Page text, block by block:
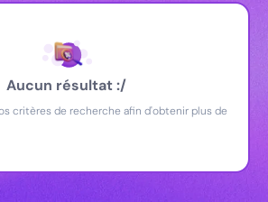
Aucun résultat :/
critères de recherche afin d'obtenir plus de